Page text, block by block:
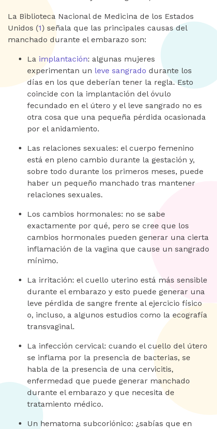
La Biblioteca Nacional de Medicina de los Estados
Unidos (1) señala que las principales causas del
manchado durante el embarazo son:
La implantación: algunas mujeres
experimentan un leve sangrado durante los
días en los que deberían tener la regla. Esto
coincide con la implantación del óvulo
fecundado en el útero y el leve sangrado no es
otra cosa que una pequeña pérdida ocasionada
por el anidamiento.
Las relaciones sexuales: el cuerpo femenino
está en pleno cambio durante la gestación y,
sobre todo durante los primeros meses, puede
haber un pequeño manchado tras mantener
relaciones sexuales.
Los cambios hormonales: no se sabe
exactamente por qué, pero se cree que los
cambios hormonales pueden generar una cierta
inflamación de la vagina que cause un sangrado
mínimo.
La irritación: el cuello uterino está más sensible
durante el embarazo y esto puede generar una
leve pérdida de sangre frente al ejercicio físico
o, incluso, a algunos estudios como la ecografía
transvaginal.
La infección cervical: cuando el cuello del útero
se inflama por la presencia de bacterias, se
habla de la presencia de una cervicitis,
enfermedad que puede generar manchado
durante el embarazo y que necesita de
tratamiento médico.
Un hematoma subcoriónico: ¿sabías que en